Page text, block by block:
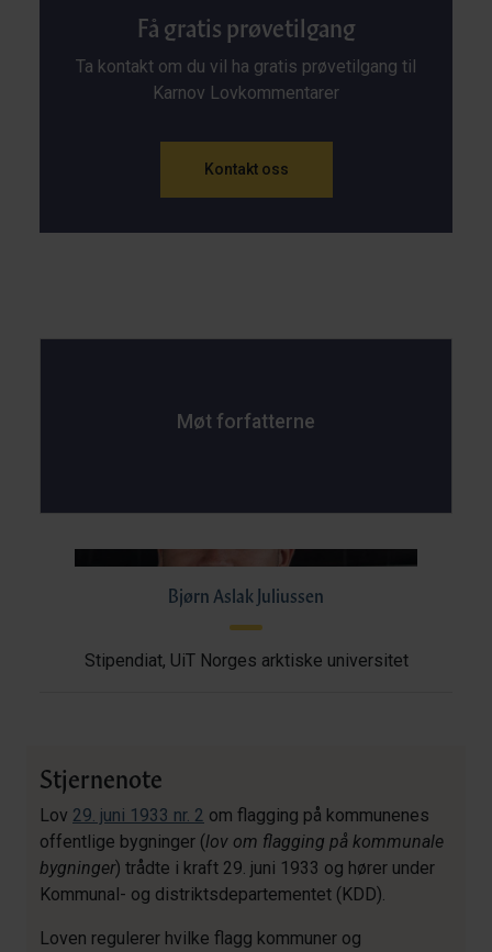
Få gratis prøvetilgang
Ta kontakt om du vil ha gratis prøvetilgang til
Karnov Lovkommentarer
Kontakt oss
Møt forfatterne
Bjørn Aslak Juliussen
Stipendiat, UiT Norges arktiske universitet
Stjernenote
Lov 29. juni 1933 nr. 2 om flagging på kommunenes
offentlige bygninger (lov om flagging på kommunale
bygninger) trådte i kraft 29. juni 1933 og hører under
Kommunal- og distriktsdepartementet (KDD).
Loven regulerer hvilke flagg kommuner og